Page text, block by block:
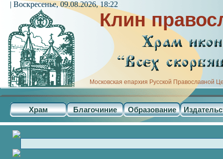
Клин
Московская епархия Русской Православной
Храм Благочиние Образование
| Воскресенье, 09.08.2026, 18:22